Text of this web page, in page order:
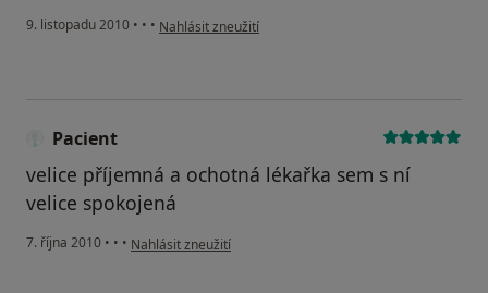
9. listopadu 2010 • • • podle názoru uživatele Pacient
Nahlásit zneužití
Pacient
velice příjemná a ochotná lékařka sem s ní
velice spokojená
7. října 2010 • • • podle názoru uživatele Pacient
Nahlásit zneužití